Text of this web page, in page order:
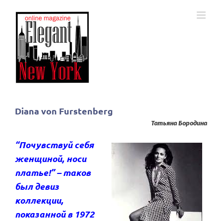
Diana von Furstenberg
Татьяна Бородина
“Почувствуй себя
женщиной, носи
платье!” – таков
был девиз
коллекции,
показанной в 1972